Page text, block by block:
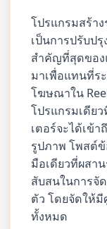
โปรแกรมสร้าง
เป็นการปรับป
สำคัญที่สุดของ
มาเพื่อแทนที่ร
โฆษณาใน
โปรแกรมเดียว
เตอร์จะได้เข้า
รูปภาพ โพสต์
มือเดียวที่ผสา
สับสนในการจั
ตัว โดยจัดให้
ทั้งหมด